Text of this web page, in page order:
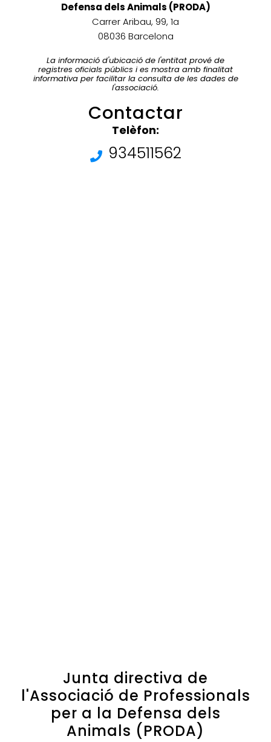
Defensa dels Animals (PRODA)
Carrer Aribau, 99, 1a
08036 Barcelona
La informació d'ubicació de l'entitat prové de
registres oficials públics i es mostra amb finalitat
informativa per facilitar la consulta de les dades de
l'associació.
Contactar
Telèfon:
934511562
Junta directiva de
l'Associació de Professionals
per a la Defensa dels
Animals (PRODA)